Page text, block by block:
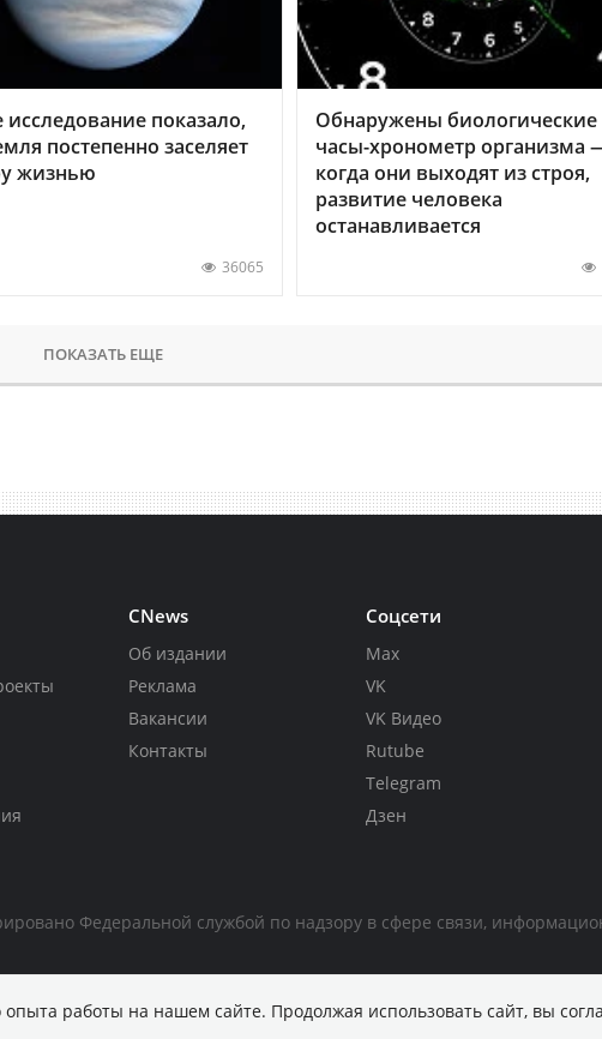
исследование показало,
постепенно заселяет
жизнью
36065
Обнаружены биологические
часы-хронометр организма
когда они выходят из строя,
развитие человека
останавливается
ПОКАЗАТЬ ЕЩЕ
CNews
Об издании
Реклама
Вакансии
Контакты
Соцсети
Max
VK
VK Видео
Rutube
Telegram
Дзен
Федеральной службой по надзору в сфере связи,
работы на нашем сайте. Продолжая использовать сайт, вы